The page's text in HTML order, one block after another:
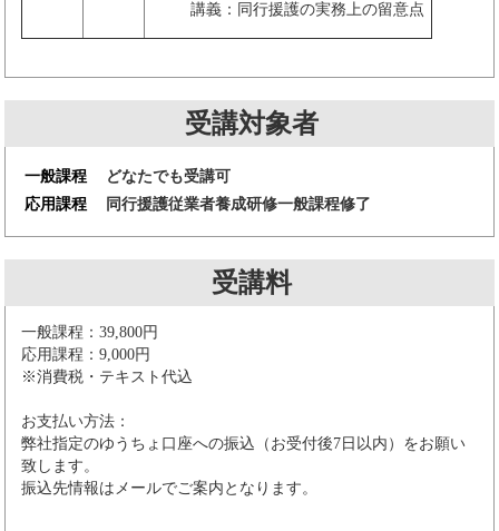
講義：同行援護の実務上の留意点
受講対象者
一般課程
どなたでも受講可
応用課程
同行援護従業者養成研修一般課程修了
受講料
一般課程：39,800円
応用課程：9,000円
※消費税・テキスト代込
お支払い方法：
弊社指定のゆうちょ口座への振込（お受付後7日以内）をお願い
致します。
振込先情報はメールでご案内となります。